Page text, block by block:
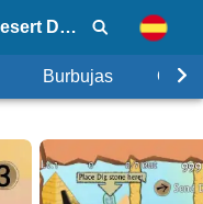
Wellgames : Dibbles 3: Desert Despair
Burbujas